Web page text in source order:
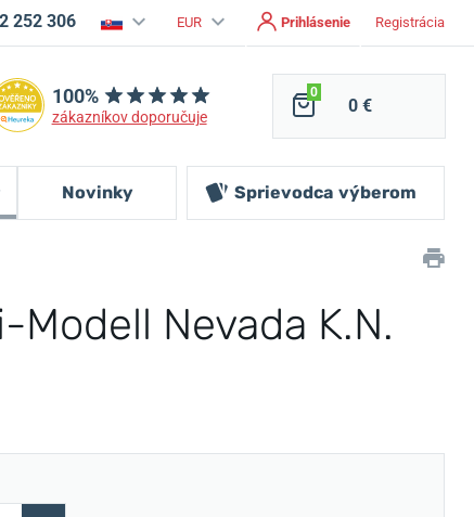
252 306 EUR Prihlásenie Registrácia
100%
zákazníkov doporučuje
0
0 €
Novinky Sprievodca výberom
Modell Nevada K.N.